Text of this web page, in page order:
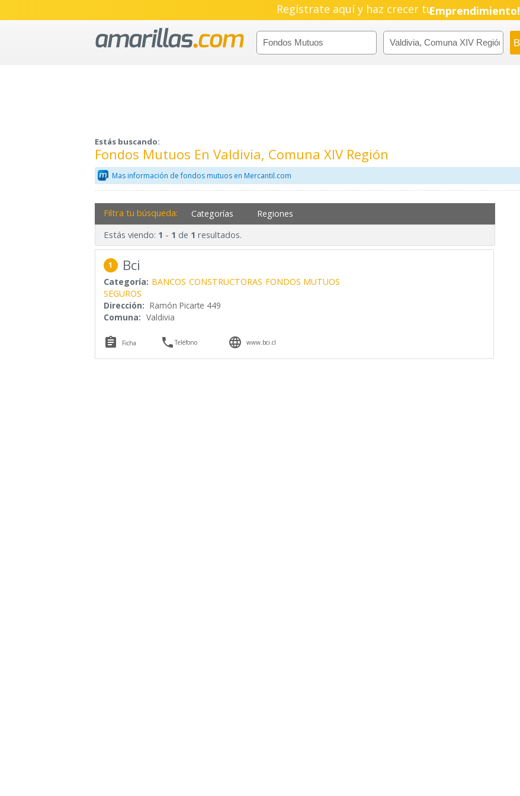
Regístrate aquí y haz crecer tuEmprendimiento!
Estás buscando:
Fondos Mutuos En Valdivia, Comuna XIV Región
Mas información de fondos mutuos en Mercantil.com
Filtra tu búsqueda: Categorías Regiones
Estás viendo: 1 - 1 de 1 resultados.
1 Bci
Categoría: BANCOS CONSTRUCTORAS FONDOS MUTUOS
SEGUROS
Dirección: Ramón Picarte 449
Comuna: Valdivia
 Ficha Teléfono  www.bci.cl